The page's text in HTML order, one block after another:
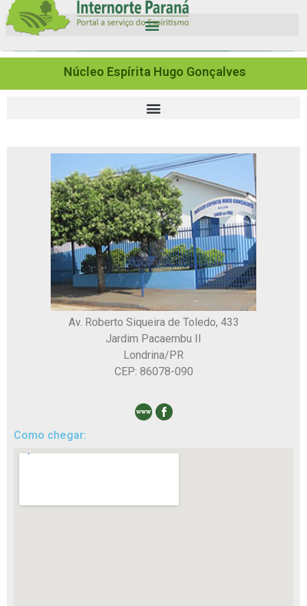
Núcleo Espírita Hugo Gonçalves
Av. Roberto Siqueira de Toledo, 433
Jardim Pacaembu II
Londrina/PR
CEP: 86078-090
Como chegar: